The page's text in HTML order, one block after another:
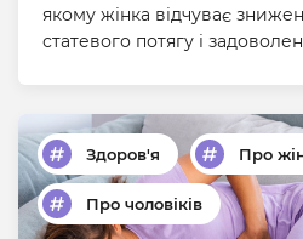
якому жінка відчуває
статевого потягу і
Здоров'я Про
Про чоловіків